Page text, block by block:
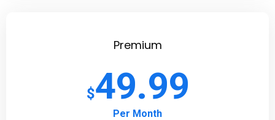
Premium
$49.99
Per Month